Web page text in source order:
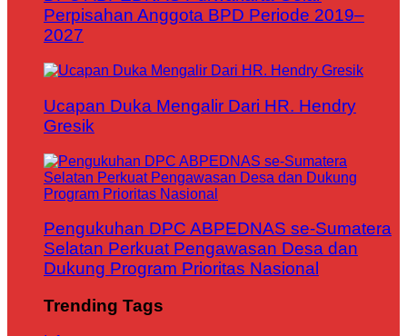
Perpisahan Anggota BPD Periode 2019–
2027
Ucapan Duka Mengalir Dari HR. Hendry
Gresik
Pengukuhan DPC ABPEDNAS se-Sumatera
Selatan Perkuat Pengawasan Desa dan
Dukung Program Prioritas Nasional
Trending Tags